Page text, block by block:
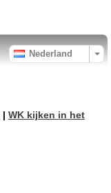
Nederland
| WK kijken in het